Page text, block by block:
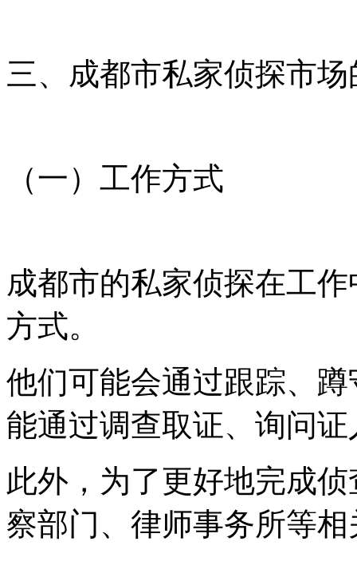
三、成都市私家侦探市
（一）工作方式
成都市的私家侦探在工
方式。
他们可能会通过跟踪、
能通过调查取证、询问
此外，为了更好地完成
察部门、律师事务所等